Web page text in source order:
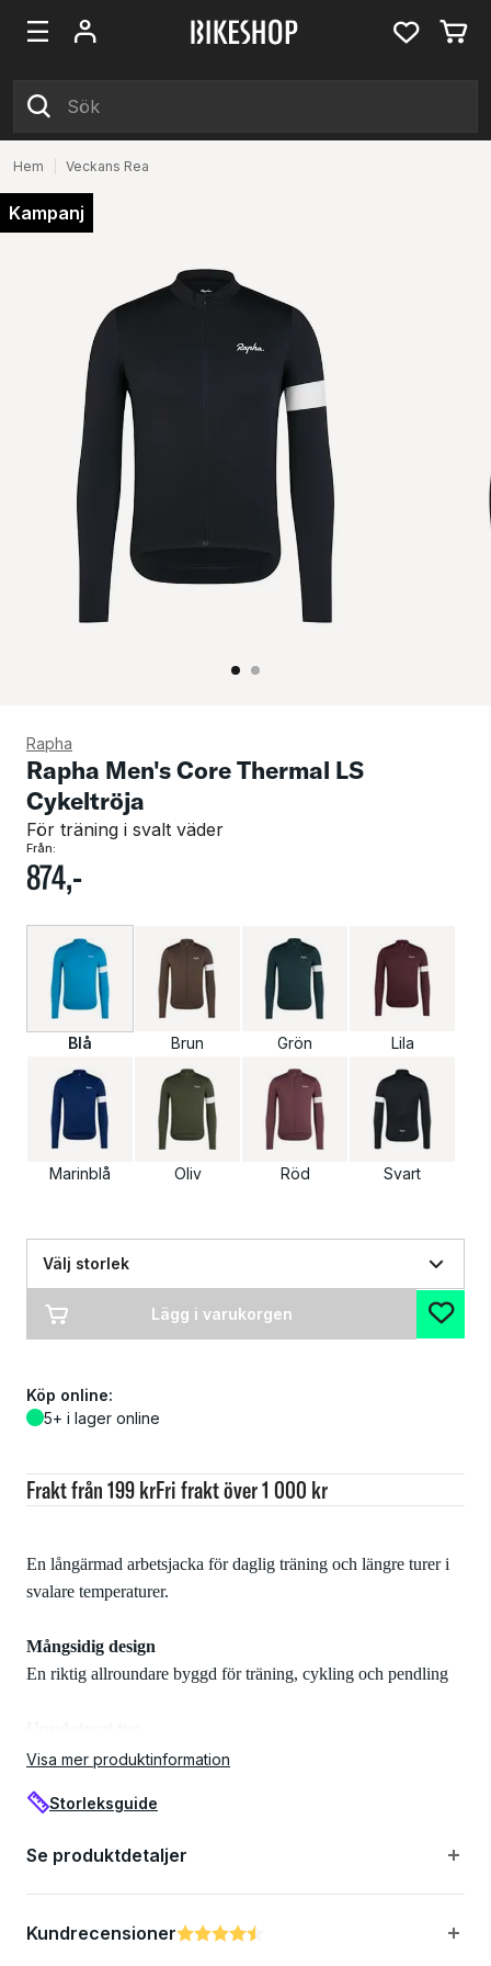
Hem Veckans Rea
Rapha
Rapha Men's Core Thermal LS
Cykeltröja
För träning i svalt väder
874,-
Från:
Blå Brun Grön Lila
Marinblå Oliv Röd Svart
Kampanj
En långärmad arbetsjacka för daglig träning och längre turer i
svalare temperaturer.
Mångsidig design
En riktig allroundare byggd för träning, cykling och pendling
återvunnet tyg med en borstad baksida för extra värme på
Uppdaterade fickor, ny randig silikon vid kanten och en
förfinad kragedesign för att minska irritation
Förfinad konstruktion
Visa mer produktinformation
Frakt från 199 krFri frakt över 1 000 kr
Välj storlek
Lägg i varukorgen
Köp online:
5+ i lager online
Storleksguide
Se produktdetaljer
KundrecensionerBetyg:
4.5 utav 5 stjärnor